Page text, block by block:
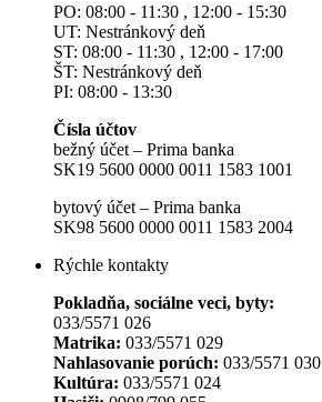
PO: 08:00 - 11:30 , 12:00 - 15:30
UT: Nestránkový deň
ST: 08:00 - 11:30 , 12:00 - 17:00
ŠT: Nestránkový deň
PI: 08:00 - 13:30
Čísla účtov
bežný účet – Prima banka
SK19 5600 0000 0011 1583 1001
bytový účet – Prima banka
SK98 5600 0000 0011 1583 2004
Rýchle kontakty
Pokladňa, sociálne veci, byty:
033/5571 026
Matrika: 033/5571 029
Nahlasovanie porúch: 033/5571 030
Kultúra: 033/5571 024